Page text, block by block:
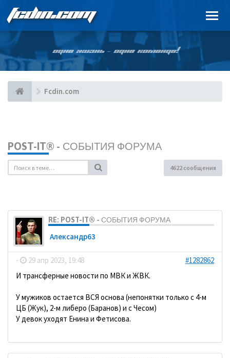
FCDIN.COM
ОДНА ЖИЗНЬ – ОДНА КОМАНДА!
Fcdin.com
POST-IT® - СОБЫТИЯ ФОРУМА
4622 сообщения
RE: POST-IT® - СОБЫТИЯ ФОРУМА
Александр63
- 29 апр 2023, 19:48
#1282862
И трансферные новости по МВК и ЖВК.
У мужиков остается ВСЯ основа (непонятки только с 4-м
ЦБ (Жук), 2-м либеро (Баранов) и с Чесом)
У девок уходят Енина и Фетисова.